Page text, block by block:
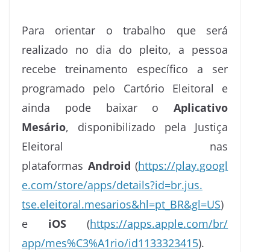
Para orientar o trabalho que será
realizado no dia do pleito, a pessoa
recebe treinamento específico a ser
programado pelo Cartório Eleitoral e
ainda pode baixar oAplicativo
Mesário, disponibilizado pela Justiça
Eleitoral nas
plataformas Android (https://play.googl
e.com/store/apps/details?id=br.jus.
tse.eleitoral.mesarios&hl=pt_ BR&gl=US)
e iOS (https://apps.apple.com/br/
app/mes%C3%A1rio/id1133323415).